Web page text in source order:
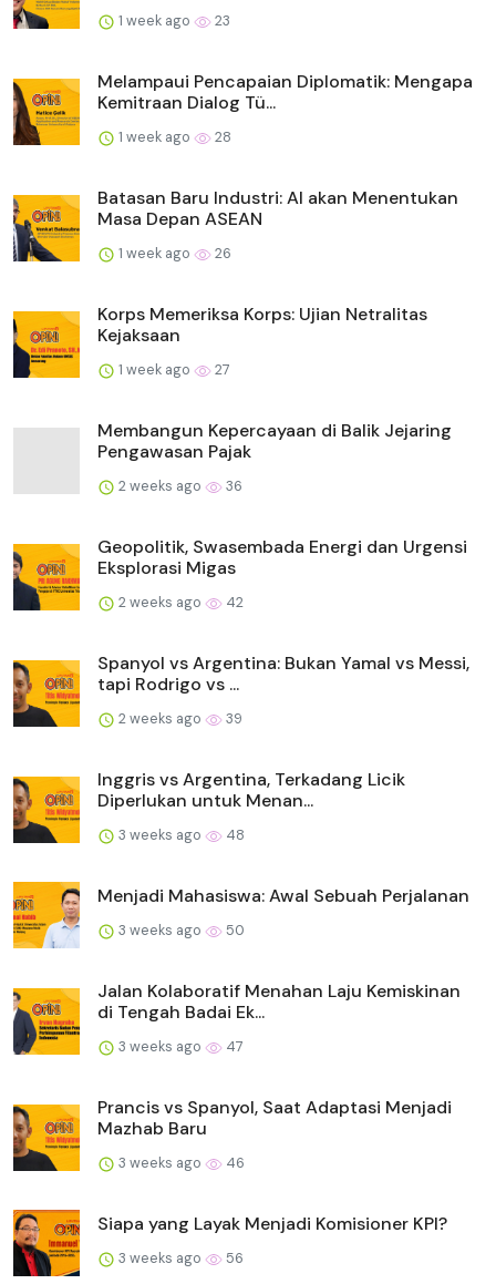
1 week ago 23
Melampaui Pencapaian Diplomatik: Mengapa
Kemitraan Dialog Tü...
1 week ago 28
Batasan Baru Industri: AI akan Menentukan
Masa Depan ASEAN
1 week ago 26
Korps Memeriksa Korps: Ujian Netralitas
Kejaksaan
1 week ago 27
Membangun Kepercayaan di Balik Jejaring
Pengawasan Pajak
2 weeks ago 36
Geopolitik, Swasembada Energi dan Urgensi
Eksplorasi Migas
2 weeks ago 42
Spanyol vs Argentina: Bukan Yamal vs Messi,
tapi Rodrigo vs ...
2 weeks ago 39
Inggris vs Argentina, Terkadang Licik
Diperlukan untuk Menan...
3 weeks ago 48
Menjadi Mahasiswa: Awal Sebuah Perjalanan
3 weeks ago 50
Jalan Kolaboratif Menahan Laju Kemiskinan
di Tengah Badai Ek...
3 weeks ago 47
Prancis vs Spanyol, Saat Adaptasi Menjadi
Mazhab Baru
3 weeks ago 46
Siapa yang Layak Menjadi Komisioner KPI?
3 weeks ago 56